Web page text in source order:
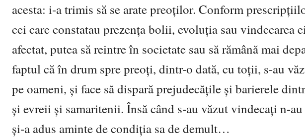
acesta: i-a trimis să se arate preoţilor. Conform
cei care constatau prezenţa bolii, evoluţia sau vindecarea
afectat, putea să reintre în societate sau să rămână mai
faptul că în drum spre preoţi, dintr-o dată, cu toţii, s-au
pe oameni, şi face să dispară prejudecăţile şi barierele
şi evreii şi samaritenii. Însă când s-au văzut vindecaţi n-
şi-a adus aminte de condiţia sa de demult…